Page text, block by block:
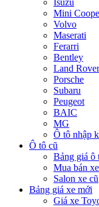
Isuzu
Mini
Volvo
Maserati
Ferarri
Bentley
Land Rover
Porsche
Subaru
Peugeot
BAIC
MG
Ô tô nhập
Ô tô cũ
Bảng giá ô
Mua bán
Salon xe cũ
Bảng giá xe mới
Giá xe